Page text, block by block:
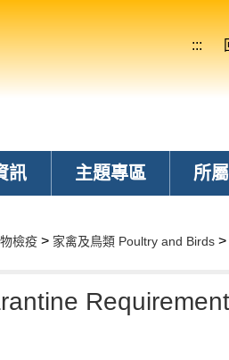
:::
訊 主題專區 所
檢疫 > 家禽及鳥類 Poultry and Birds >